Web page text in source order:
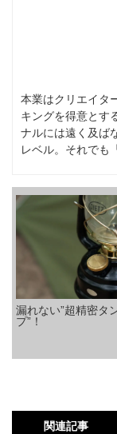
本業はクリエイタ
キングを得意とす
ナルには遠く及ば
レベル。それでも
漏れない”超精密タ
プ”！
関連記事